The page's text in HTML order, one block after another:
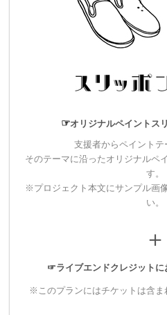
追加リターンについて
ンをご用意しました。
オリジナルTシャツプラン
・クラウドファンディング限定
お名前をクレジットさせていただ
▼20,000円
☞オリジナルペイントス
支援者からペイント
そのテーマに沿ったオリジナルペ
す。
※プロジェクト本文にサンプル画
い。
＋
☞ライブエンドクレジットに
※このプランにはチケットは含